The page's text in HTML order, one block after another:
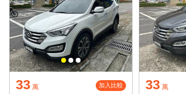
33 萬 加入比較 33 萬